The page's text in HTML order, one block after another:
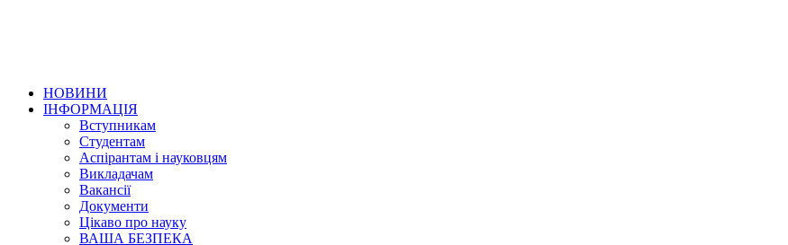
НОВИНИ
ІНФОРМАЦІЯ
Вступникам
Студентам
Аспірантам і науковцям
Викладачам
Вакансії
Документи
Цікаво про науку
ВАША БЕЗПЕКА